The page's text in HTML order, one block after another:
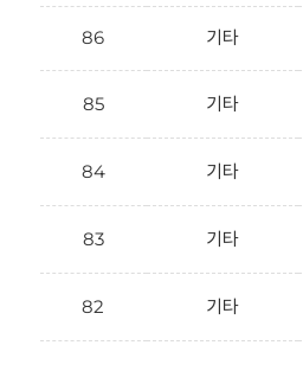
86 기타
85 기타
84 기타
83 기타
82 기타